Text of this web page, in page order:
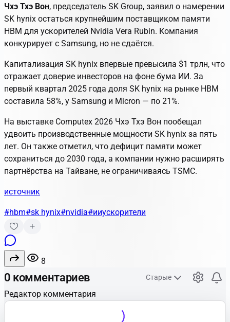
Чхэ Тхэ Вон, председатель SK Group, заявил о намерении
SK hynix остаться крупнейшим поставщиком памяти
HBM для ускорителей Nvidia Vera Rubin. Компания
конкурирует с Samsung, но не сдаётся.
Капитализация SK hynix впервые превысила $1 трлн, что
отражает доверие инвесторов на фоне бума ИИ. За
первый квартал 2025 года доля SK hynix на рынке HBM
составила 58%, у Samsung и Micron — по 21%.
На выставке Computex 2026 Чхэ Тхэ Вон пообещал
удвоить производственные мощности SK hynix за пять
лет. Он также отметил, что дефицит памяти может
сохраниться до 2030 года, а компании нужно расширять
партнёрства на Тайване, не ограничиваясь TSMC.
источник
#hbm#sk hynix#nvidia#ииускорители
8
0 комментариев Старые
Редактор комментария